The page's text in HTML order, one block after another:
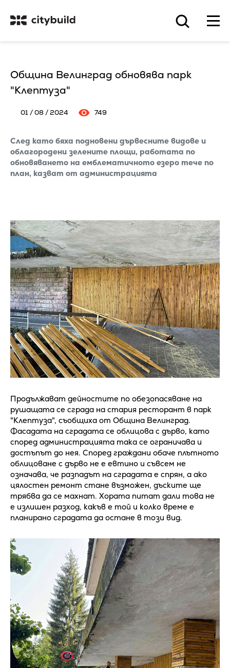
Община Велинград обновява парк
"Клептуза"
01 / 08 / 2024 749
След като бяха подновени дървесните видове и
облагородени зелените площи, работата по
обновяването на емблематичното езеро тече по
план, казват от администрацията
Продължават дейностите по обезопасяване на
рушащата се сграда на стария ресторант в парк
"Клептуза", съобщиха от Община Велинград.
Фасадата на сградата се облицова с дърво, като
според администрацията така се ограничава и
достъпът до нея. Според граждани обаче плътното
облицоване с дърво не е евтино и съвсем не
означава, че разпадът на сградата е спрян, а ако
цялостен ремонт стане възможен, дъските ще
трябва да се махнат. Хората питат дали това не
е излишен разход, какъв е той и колко време е
планирано сградата да остане в този вид.